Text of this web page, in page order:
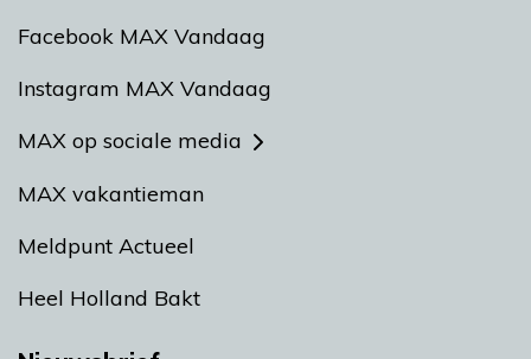
Facebook MAX Vandaag
Instagram MAX Vandaag
MAX op sociale media
MAX vakantieman
Meldpunt Actueel
Heel Holland Bakt